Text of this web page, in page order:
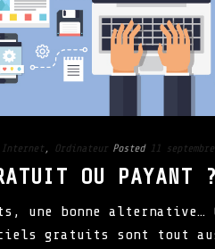
Internet , Ordinateur Posted 11
OU PAYANT ?
une bonne alternative…
gratuits sont tout